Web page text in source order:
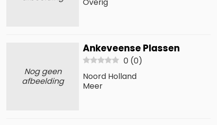
Nog geen
afbeelding
Ankeveense Plassen
0 (0)
Noord Holland
Meer